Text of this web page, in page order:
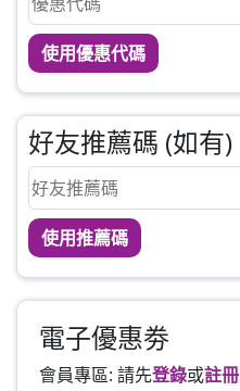
使用優惠代碼
好友推薦碼 (如有)
使用推薦碼
電子優惠劵
會員專區: 請先登錄或註冊